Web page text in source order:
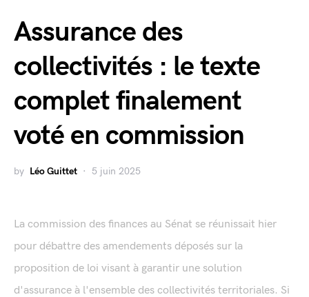
Assurance des
collectivités : le texte
complet finalement
voté en commission
by Léo Guittet 5 juin 2025
La commission des finances au Sénat se réunissait hier
pour débattre des amendements déposés sur la
proposition de loi visant à garantir une solution
d'assurance à l'ensemble des collectivités territoriales. Si